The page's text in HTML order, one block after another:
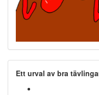
Ett urval av bra